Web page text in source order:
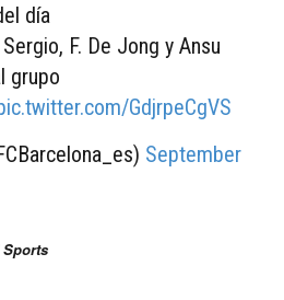
día
F. De Jong y Ansu
grupo
GdjrpeCgVS
September
Sports